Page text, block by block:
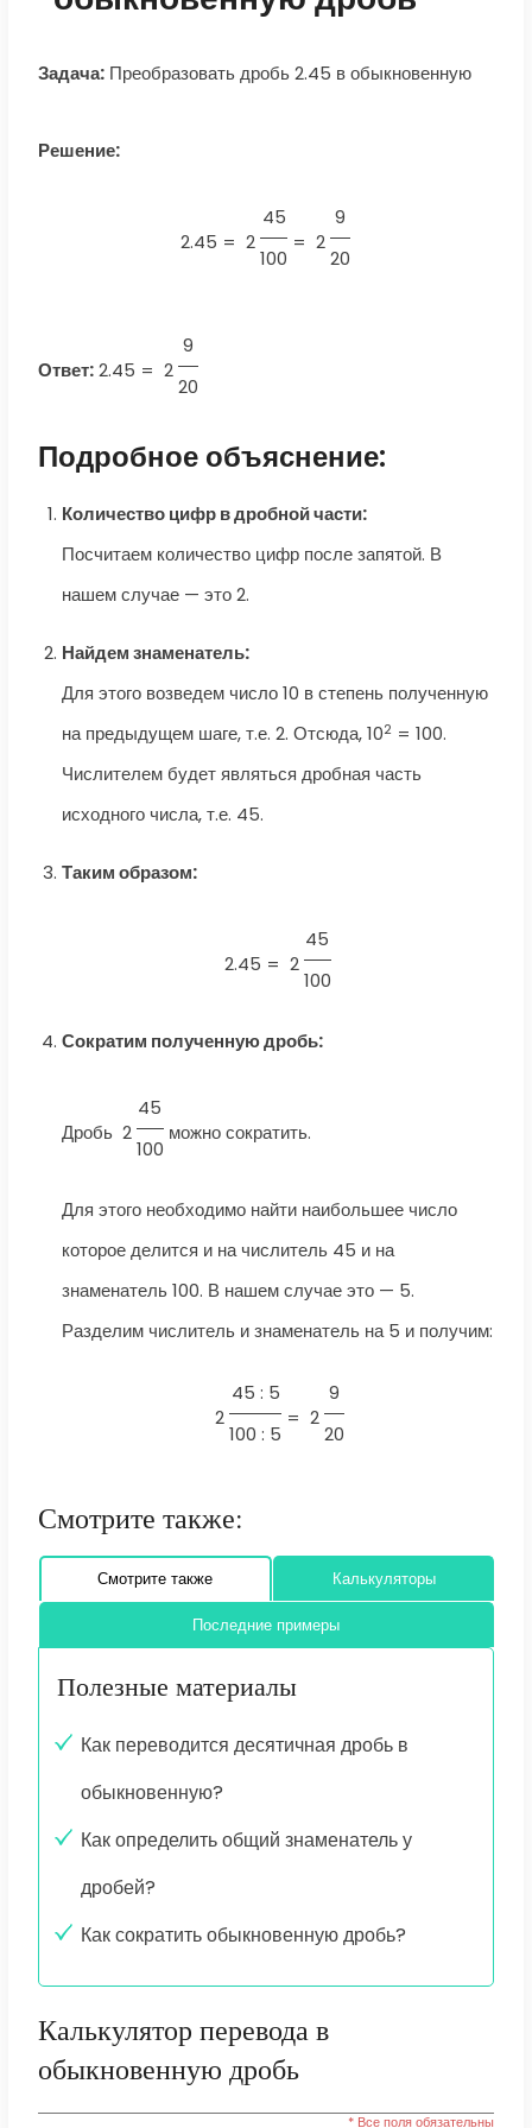
Задача:Преобразовать дробь 2.45 в обыкновенную
Решение:
2.45 = 2
45
100
= 2
9
20
Ответ: 2.45 = 2
9
20
Подробное объяснение:
Количество цифр в дробной части:
Посчитаем количество цифр после запятой. В
нашем случае — это 2.
Найдем знаменатель:
Для этого возведем число 10 в степень полученную
на предыдущем шаге, т.е. 2. Отсюда, 102= 100.
Числителем будет являться дробная часть
исходного числа, т.е. 45.
Таким образом:
2.45 = 2
45
100
Сократим полученную дробь:
Дробь 2
45
100
можно сократить.
Для этого необходимо найти наибольшее число
которое делится и на числитель 45 и на
знаменатель 100. В нашем случае это — 5.
Разделим числитель и знаменатель на 5 и получим:
2
45 : 5
100 : 5
= 2
9
20
Смотрите также:
Смотрите также Калькуляторы
Последние примеры
Полезные материалы
Как переводится десятичная дробь в
обыкновенную?
Как определить общий знаменатель у
дробей?
Как сократить обыкновенную дробь?
Калькулятор перевода в
обыкновенную дробь
* Все поля обязательны